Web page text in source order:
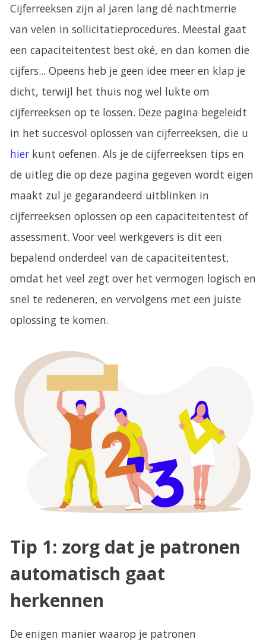
k
s
e
n
T
i
p
s
e
n
U
i
t
l
e
Cijferreeksen zijn al jaren lang dé nachtmerrie
van velen in sollicitatieprocedures. Meestal gaat
een capaciteitentest best oké, en dan komen die
cijfers... Opeens heb je geen idee meer en klap je
dicht, terwijl het thuis nog wel lukte om
cijferreeksen op te lossen. Deze pagina begeleidt
in het succesvol oplossen van cijferreeksen, die u
hierkunt oefenen. Als je de cijferreeksen tips en
de uitleg die op deze pagina gegeven wordt eigen
maakt zul je gegarandeerd uitblinken in
cijferreeksen oplossen op een capaciteitentest of
assessment. Voor veel werkgevers is dit een
bepalend onderdeel van de capaciteitentest,
omdat het veel zegt over het vermogen logisch en
snel te redeneren, en vervolgens met een juiste
oplossing te komen.
Tip 1: zorg dat je patronen
automatisch gaat
herkennen
De enigen manier waarop je patronen